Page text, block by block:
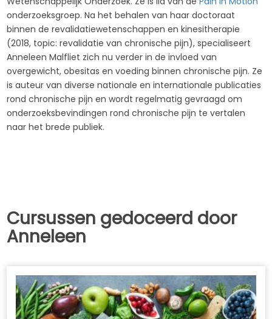
onderzoeksgroep. Na het behalen van haar doctoraat
binnen de revalidatiewetenschappen en kinesitherapie
(2018, topic: revalidatie van chronische pijn), specialiseert
Anneleen Malfliet zich nu verder in de invloed van
overgewicht, obesitas en voeding binnen chronische pijn. Ze
is auteur van diverse nationale en internationale publicaties
rond chronische pijn en wordt regelmatig gevraagd om
onderzoeksbevindingen rond chronische pijn te vertalen
naar het brede publiek.
Cursussen gedoceerd door
Anneleen